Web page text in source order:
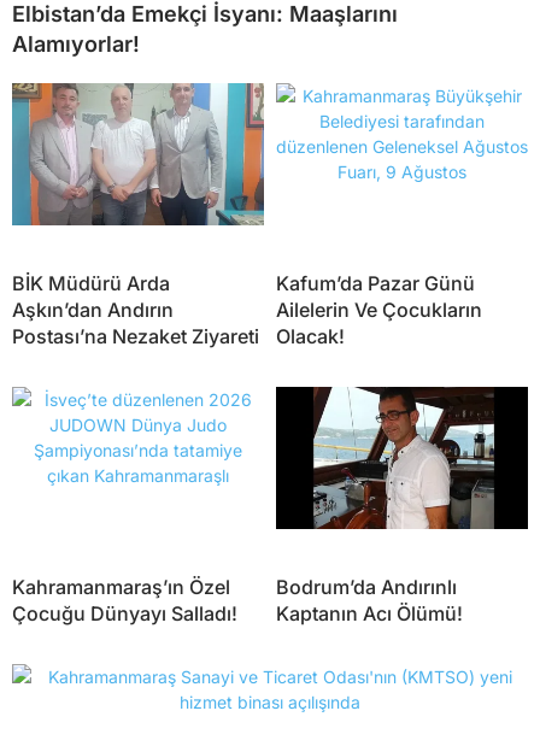
Elbistan’da Emekçi İsyanı: Maaşlarını
Alamıyorlar!
BİK Müdürü Arda
Aşkın’dan Andırın
Postası’na Nezaket Ziyareti
Kafum’da Pazar Günü
Ailelerin Ve Çocukların
Olacak!
Kahramanmaraş’ın Özel
Çocuğu Dünyayı Salladı!
Bodrum’da Andırınlı
Kaptanın Acı Ölümü!